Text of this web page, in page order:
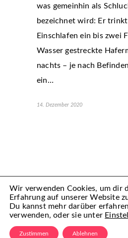
was gemeinhin als
bezeichnet wird: Er
Einschlafen ein bis zwei
Wasser gestreckte
nachts – je nach
ein…
14. Dezember 2020
(C) Mamiful 2022 – All Rechte
Wir verwenden Cookies, um dir
Erfahrung auf unserer Website
Du kannst mehr darüber
verwenden, oder sie unter
Zustimmen Ablehnen